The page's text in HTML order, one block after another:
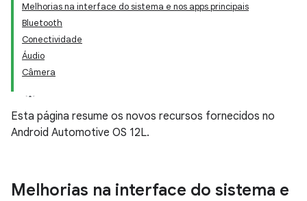
Melhorias na interface do sistema e nos apps principais
Bluetooth
Conectividade
Áudio
Câmera
Esta página resume os novos recursos fornecidos no
Android Automotive OS 12L.
Melhorias na interface do sistema e